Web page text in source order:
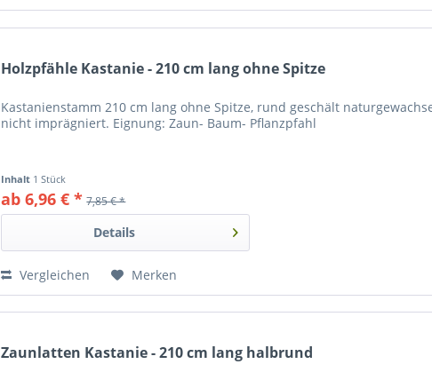
Holzpfähle Kastanie - 210 cm lang ohne Spitze
Kastanienstamm 210 cm lang ohne Spitze, rund geschält
nicht imprägniert. Eignung: Zaun- Baum- Pflanzpfahl
Inhalt 1 Stück
ab 6,96 € * 7,85 € *
Details
Vergleichen Merken
Zaunlatten Kastanie - 210 cm lang halbrund